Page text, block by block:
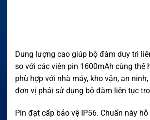
Dung lượng cao giúp bộ đàm duy trì
so với các viên pin 1600mAh cùng thế
phù hợp với nhà máy, kho vận, an
đơn vị phải sử dụng bộ đàm liên tục
Pin đạt cấp bảo vệ IP56. Chuẩn này